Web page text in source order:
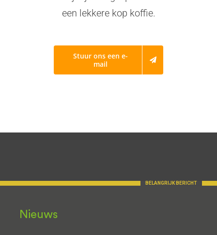
een lekkere kop koffie.
Stuur ons een e-
mail
Nieuws